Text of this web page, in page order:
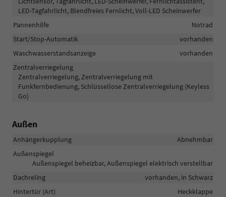
LED-Tagfahrlicht, Blendfreies Fernlicht, Voll-LED Scheinwerfer
Pannenhilfe
Notrad
Start/Stop-Automatik
vorhanden
Waschwasserstandsanzeige
vorhanden
Zentralverriegelung
Zentralverriegelung, Zentralverriegelung mit
Funkfernbedienung, Schlüssellose Zentralverriegelung (Keyless
Go)
Außen
Anhängerkupplung
Abnehmbar
Außenspiegel
Außenspiegel beheizbar, Außenspiegel elektrisch verstellbar
Dachreling
vorhanden, in Schwarz
Hintertür (Art)
Heckklappe